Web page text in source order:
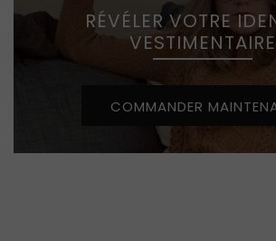
RÉVÉLER VOTRE
VESTIMENTAIRE
COMMANDER